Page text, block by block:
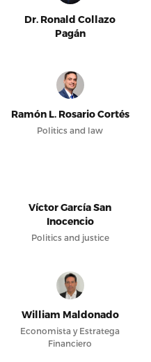
Dr. Ronald Collazo
Pagán
Ramón L. Rosario Cortés
Politics and law
Víctor García San
Inocencio
Politics and justice
William Maldonado
Economista y Estratega
Financiero